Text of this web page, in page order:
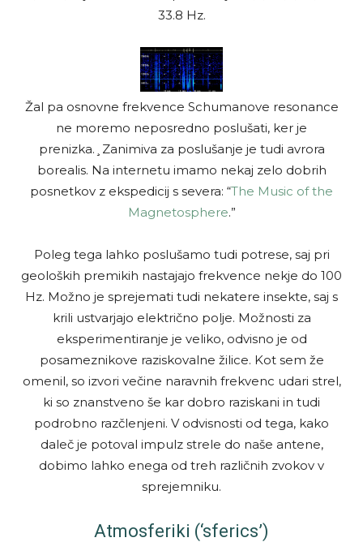
33.8 Hz.
Žal pa osnovne frekvence Schumanove resonance
ne moremo neposredno poslušati, ker je
prenizka.¸Zanimiva za poslušanje je tudi avrora
borealis. Na internetu imamo nekaj zelo dobrih
posnetkov z ekspedicij s severa: “The Music of the
Magnetosphere.”
Poleg tega lahko poslušamo tudi potrese, saj pri
geoloških premikih nastajajo frekvence nekje do 100
Hz. Možno je sprejemati tudi nekatere insekte, saj s
krili ustvarjajo električno polje. Možnosti za
eksperimentiranje je veliko, odvisno je od
posameznikove raziskovalne žilice. Kot sem že
omenil, so izvori večine naravnih frekvenc udari strel,
ki so znanstveno še kar dobro raziskani in tudi
podrobno razčlenjeni. V odvisnosti od tega, kako
daleč je potoval impulz strele do naše antene,
dobimo lahko enega od treh različnih zvokov v
sprejemniku.
Atmosferiki (‘sferics’)